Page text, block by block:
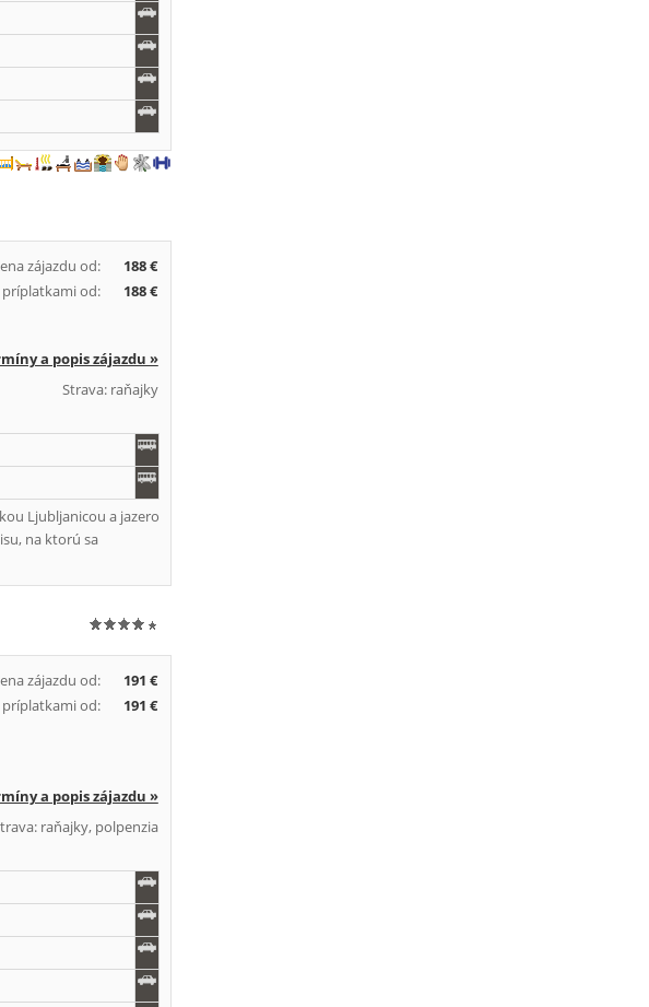
zájazdu od:
188 €
príplatkami od:
188 €
a popis zájazdu »
Strava: raňajky
Ljubljanicou a jazero
na ktorú sa
zájazdu od:
191 €
príplatkami od:
191 €
a popis zájazdu »
raňajky, polpenzia